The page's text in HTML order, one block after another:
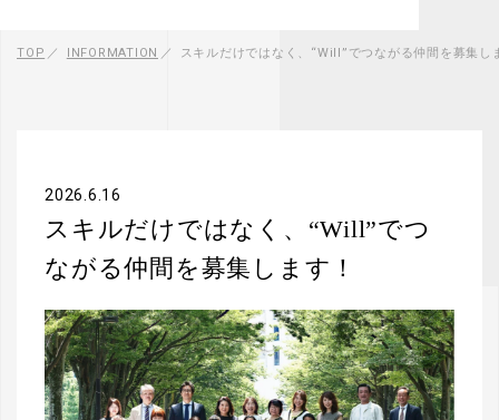
TOP INFORMATION スキルだけではなく、“Will”でつながる仲間を募集し
2026.6.16
スキルだけではなく、“Will”でつ
ながる仲間を募集します！